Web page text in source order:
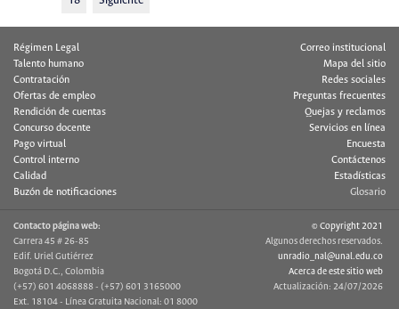
Régimen Legal
Talento humano
Contratación
Ofertas de empleo
Rendición de cuentas
Concurso docente
Pago virtual
Control interno
Calidad
Buzón de notificaciones
Correo institucional
Mapa del sitio
Redes sociales
Preguntas frecuentes
Quejas y reclamos
Servicios en línea
Encuesta
Contáctenos
Estadísticas
Glosario
Contacto página web:
Carrera 45 # 26-85
Edif. Uriel Gutiérrez
Bogotá D.C., Colombia
(+57) 601 4068888 - (+57) 601 3165000
Ext. 18104 - Línea Gratuita Nacional: 01 8000
© Copyright 2021
Algunos derechos reservados.
unradio_nal@unal.edu.co
Acerca de este sitio web
Actualización: 24/07/2026